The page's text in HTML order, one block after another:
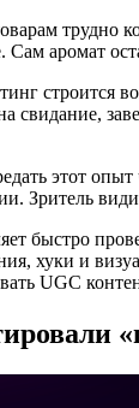
трудно
аромат
строится
свидание,
этот
Зритель
быстро
хуки и
UGC